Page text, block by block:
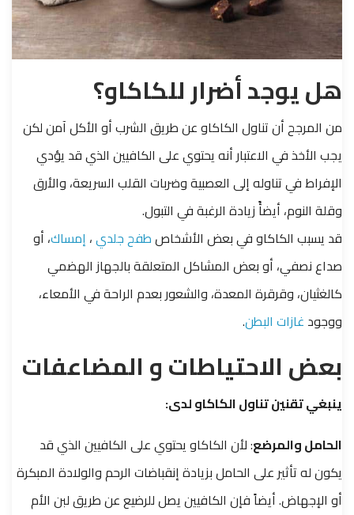
هل يوجد أضرار للكاكاو؟
من المرجح أن تناول الكاكاو عن طريق الشرب أو الأكل آمن لكن
يجب الأخذ في الاعتبار أنه يحتوي على الكافيين الذي قد يؤدي
الإفراط في تناوله إلى العصبية وضربات القلب السريعة، والأرق
وقلة النوم، أيضأً زيادة الرغبة في التبول.
قد يسبب الكاكاو في بعض الأشخاصطفح جلدي، إمساك، أو
صداع نصفي، أو بعض المشاكل المتعلقة بالجهاز الهضمي
كالغثيان، وقرقرة المعدة، والشعور بعدم الراحة في الأمعاء،
ووجود غازات البطن.
بعض الاحتياطات و المضاعفات
ينبغي تقنين تناول الكاكاو لدى:
الحامل والمرضع: لأن الكاكاو يحتوي على الكافيين الذي قد
يكون له تأثير على الحامل بزيادة إنقباضات الرحم والولادة المبكرة
أو الإجهاض. أيضاً فإن الكافيين يصل للرضيع عن طريق لبن الأم